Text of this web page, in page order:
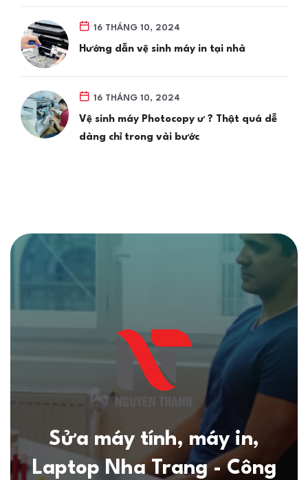
16 THÁNG 10, 2024
Hướng dẫn vệ sinh máy in tại nhà
16 THÁNG 10, 2024
Vệ sinh máy Photocopy ư ? Thật quá dễ
dàng chỉ trong vài bước
Sửa máy tính, máy in,
Laptop Nha Trang - Công